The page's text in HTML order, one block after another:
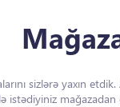
sizlərə yaxın
istədiyiniz